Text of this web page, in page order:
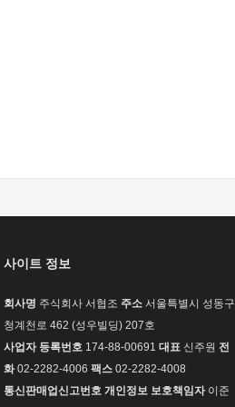
사이트 정보
회사명 주식회사 서협조 주소 서울특별시 성동구
청계천로 462 (성우빌딩) 207호
사업자 등록번호 174-88-00691 대표 신주원 전
화02-2282-4006 팩스 02-2282-4008
통신판매업신고번호 개인정보 보호책임자이준